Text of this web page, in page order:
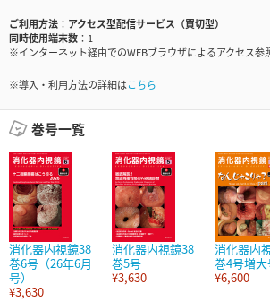
ご利用方法
アクセス型配信サービス（買切型）
同時使用端末数
1
※インターネット経由でのWEBブラウザによるアクセス参
※導入・利用方法の詳細はこちら
巻号一覧
消化器内視鏡38
巻6号（26年6月
号）
¥3,630
消化器内視鏡38
巻5号
¥3,630
消化器内
巻4号増
¥6,600